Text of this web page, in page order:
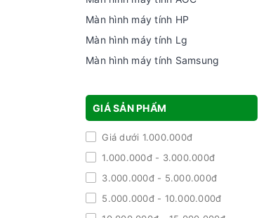
Màn hình máy tính HP
Màn hình máy tính Lg
Màn hình máy tính Samsung
GIÁ SẢN PHẨM
Giá dưới 1.000.000đ
1.000.000đ - 3.000.000đ
3.000.000đ - 5.000.000đ
5.000.000đ - 10.000.000đ